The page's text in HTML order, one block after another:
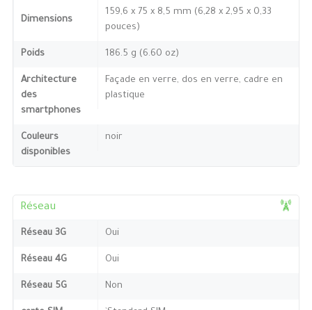
Dimensions
159,6 x 75 x 8,5 mm (6,28 x 2,95 x 0,33
pouces)
Poids 186.5 g (6.60 oz)
Architecture
des
smartphones
Façade en verre, dos en verre, cadre en
plastique
Couleurs
disponibles
noir
Réseau
Réseau 3G Oui
Réseau 4G Oui
Réseau 5G Non